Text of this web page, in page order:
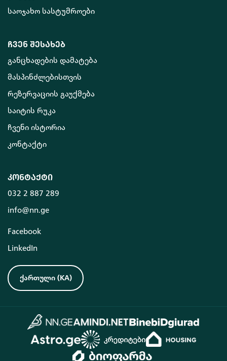
საოჯახო სასტუმროები
ჩვენ შესახებ
განცხადების დამატება
მასპინძლებისთვის
რეზერვაციის გაუქმება
საიტის რუკა
ჩვენი ისტორია
კონტაქტი
კონტაქტი
032 2 887 289
info@nn.ge
Facebook
LinkedIn
ქართული (KA)